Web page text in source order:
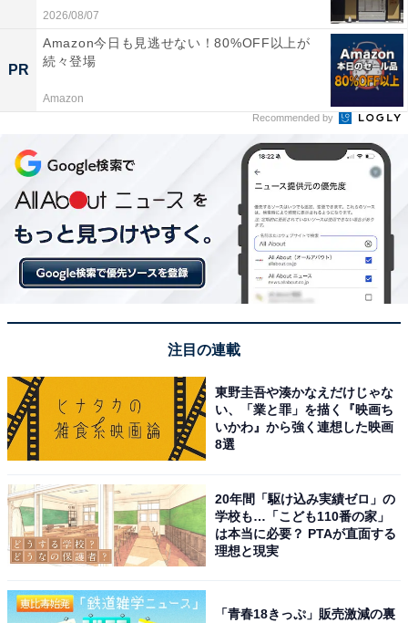
全国の人気ホテルから今泊まりたい宿を厳選してご紹介。日々更新
される売れ筋ランキングや、見逃せないセール・キャンペーン情報
など、お得に旅を楽しむための秘けつが満載です。さらに、ここで
しか読めない独自コンテンツも充実。編集部員による宿泊レビュー
...続きを読む
こちらもおすすめ
【楽天トラベルセール】鳥取県「三朝薬師の湯
万翆楼」が特別価格で登場中
2026/08/07
PR
Amazon今日も見逃せない！80%OFF以上が
続々登場
Amazon
Recommended by
注目の連載
東野圭吾や湊かなえだけじゃな
い、「業と罪」を描く『映画ち
いかわ』から強く連想した映画
8選
20年間「駆け込み実績ゼロ」の
学校も…「こども110番の家」
は本当に必要？ PTAが直面する
理想と現実
「青春18きっぷ」販売激減の裏